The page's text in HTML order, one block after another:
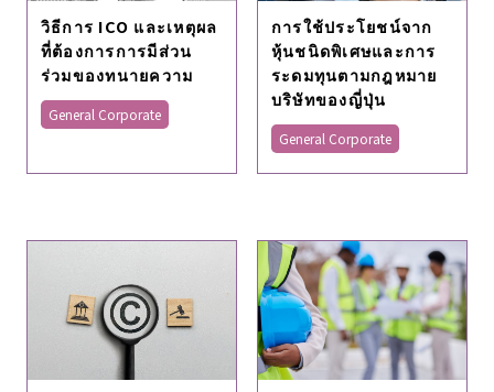
วิธีการ ICO และเหตุผล
ที่ต้องการการมีส่วน
ร่วมของทนายความ
General Corporate
การใช้ประโยชน์จาก
หุ้นชนิดพิเศษและการ
ระดมทุนตามกฎหมาย
บริษัทของญี่ปุ่น
General Corporate